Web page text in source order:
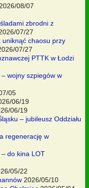
2026/08/07
zbrodni z
07/27
uniknąć chaosu przy
07/27
PTTK w Łodzi
wojny szpiegów w
05
06/19
06/19
– jubileusz Oddziału
regenerację w
do kina LOT
05/22
2026/05/10